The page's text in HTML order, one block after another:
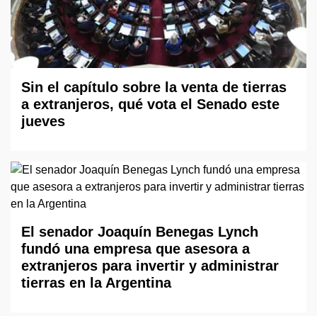
Sin el capítulo sobre la venta de tierras
a extranjeros, qué vota el Senado este
jueves
El senador Joaquín Benegas Lynch
fundó una empresa que asesora a
extranjeros para invertir y administrar
tierras en la Argentina